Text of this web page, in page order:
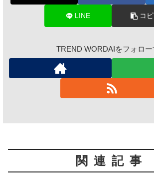
LINE コ
TREND WORDAIをフォロー
関連記事